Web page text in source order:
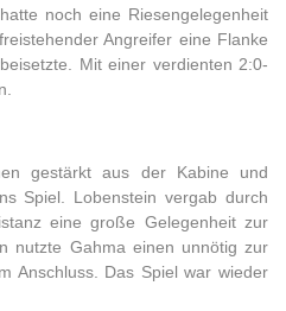
noch eine Riesengelegenheit
Angreifer eine Flanke
Mit einer verdienten 2:0-
gestärkt aus der Kabine und
Spiel. Lobenstein vergab durch
eine große Gelegenheit zur
nutzte Gahma einen unnötig zur
Anschluss. Das Spiel war wieder